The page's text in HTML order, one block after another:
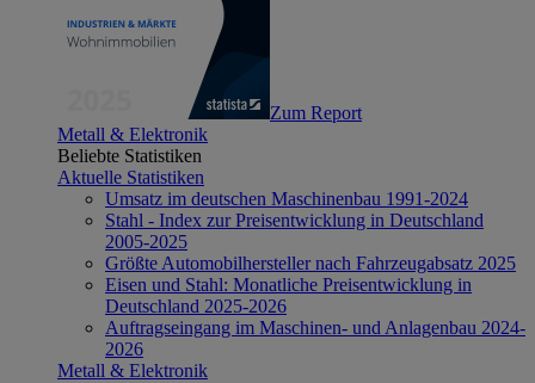
Zum Report
Metall & Elektronik
Beliebte Statistiken
Aktuelle Statistiken
Umsatz im deutschen Maschinenbau 1991-2024
Stahl - Index zur Preisentwicklung in Deutschland
2005-2025
Größte Automobilhersteller nach Fahrzeugabsatz 2025
Eisen und Stahl: Monatliche Preisentwicklung in
Deutschland 2025-2026
Auftragseingang im Maschinen- und Anlagenbau 2024-
2026
Metall & Elektronik